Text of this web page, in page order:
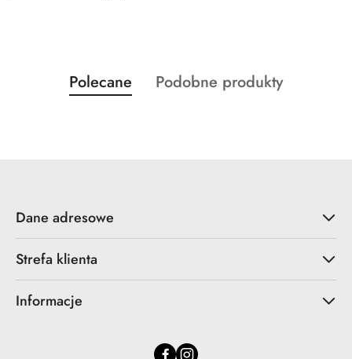
Pomiń karuzelę produktów
Produkty
o
Polecane
Produkty
Podobne produkty
Dane adresowe
Strefa klienta
Informacje